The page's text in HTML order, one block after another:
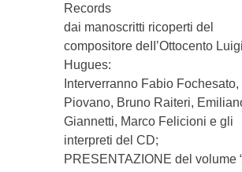
Records
dai manoscritti ricoperti del
compositore deII’Ottocento Luigi
Hugues:
Interverranno Fabio Fochesato,
Piovano, Bruno Raiteri,
Giannetti, Marco Felicioni e gli
interpreti del CD;
PRESENTAZIONE del volume